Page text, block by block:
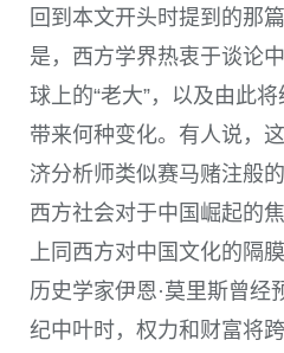
回到本文开头时提到的那
是，西方学界热衷于谈论
球上的“老大”，以及由此
带来何种变化。有人说，
济分析师类似赛马赌注般
西方社会对于中国崛起的
上同西方对中国文化的隔
历史学家伊恩·莫里斯曾经
纪中叶时，权力和财富将